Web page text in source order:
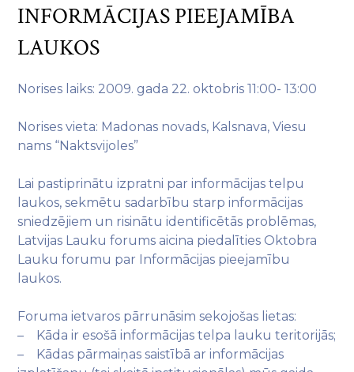
INFORMĀCIJAS PIEEJAMĪBA
LAUKOS
Norises laiks: 2009. gada 22. oktobris 11:00- 13:00
Norises vieta: Madonas novads, Kalsnava, Viesu
nams “Naktsvijoles”
Lai pastiprinātu izpratni par informācijas telpu
laukos, sekmētu sadarbību starp informācijas
sniedzējiem un risinātu identificētās problēmas,
Latvijas Lauku forums aicina piedalīties Oktobra
Lauku forumu par Informācijas pieejamību
laukos.
Foruma ietvaros pārrunāsim sekojošas lietas:
– Kāda ir esošā informācijas telpa lauku teritorijās;
– Kādas pārmaiņas saistībā ar informācijas